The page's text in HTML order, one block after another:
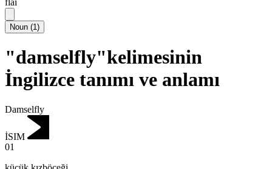
Noun (1)
"damselfly"kelimesinin
İngilizce tanımı ve anlamı
Damselfly
İSIM
01